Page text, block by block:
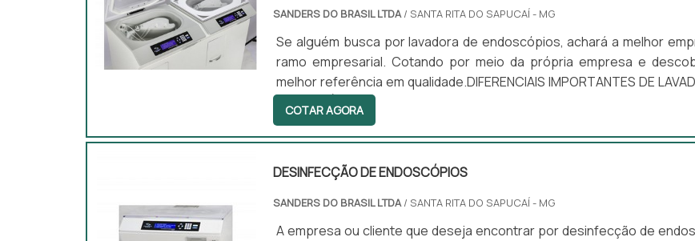
SANDERS DO BRASIL LTDA / SANTA RITA DO SAPUCAÍ - MG
Se alguém busca por lavadora de endoscópios, achará a melhor
ramo empresarial. Cotando por meio da própria empresa e
melhor referência em qualidade.DIFERENCIAIS IMPORTANTES DE
ENDOSCÓPIOSQuem quer achar lavadora de endoscópios em uma
inovadora, depara com a Sanders do Brasil. A empresa atua com
ultrassônicas e circuladores de saneantes, garantindo a satisfação da
entrega fin...
COTAR AGORA
DESINFECÇÃO DE ENDOSCÓPIOS
SANDERS DO BRASIL LTDA/ SANTA RITA DO SAPUCAÍ - MG
A empresa ou cliente que deseja encontrar por desinfecção de